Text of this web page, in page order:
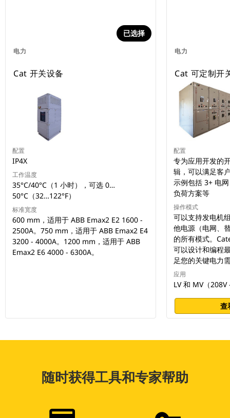
电力
已选择
Cat 开关设备
配置
IP4X
工作温度
35°C/40°C（1 小时），可选 0…
50°C（32…122°F）
标准宽度
600 mm，适用于 ABB Emax2 E2 1600 -
2500A。750 mm，适用于 ABB Emax2 E4
3200 - 4000A。1200 mm，适用于 ABB
Emax2 E6 4000 - 6300A。
电力
Cat 可定制开
配置
专为应用开发的
辑，可以满足客
示例包括 3+ 电
负荷方案等
操作模式
可以支持发电机
他电源（电网、
的所有模式。
可以设计和编程
足您的关键电力
应用
LV 和 MV（
查
随时获得工具和专家帮助